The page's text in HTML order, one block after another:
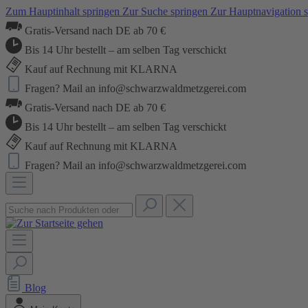
Zum Hauptinhalt springen Zur Suche springen Zur Hauptnavigation
Gratis-Versand nach DE ab 70 €
Bis 14 Uhr bestellt – am selben Tag verschickt
Kauf auf Rechnung mit KLARNA
Fragen? Mail an info@schwarzwaldmetzgerei.com
Gratis-Versand nach DE ab 70 €
Bis 14 Uhr bestellt – am selben Tag verschickt
Kauf auf Rechnung mit KLARNA
Fragen? Mail an info@schwarzwaldmetzgerei.com
Blog